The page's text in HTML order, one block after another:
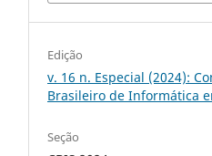
Edição
v. 16 n. Especial (2024):
Brasileiro de Informática
Seção